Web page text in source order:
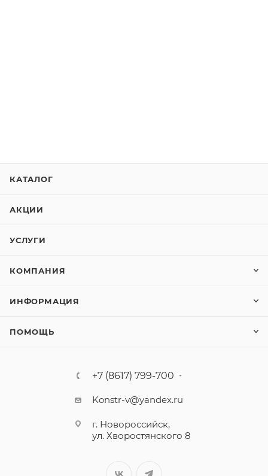
КАТАЛОГ
АКЦИИ
УСЛУГИ
КОМПАНИЯ
ИНФОРМАЦИЯ
ПОМОЩЬ
+7 (8617) 799-700
Konstr-v@yandex.ru
г. Новороссийск,
ул. Хворостянского 8